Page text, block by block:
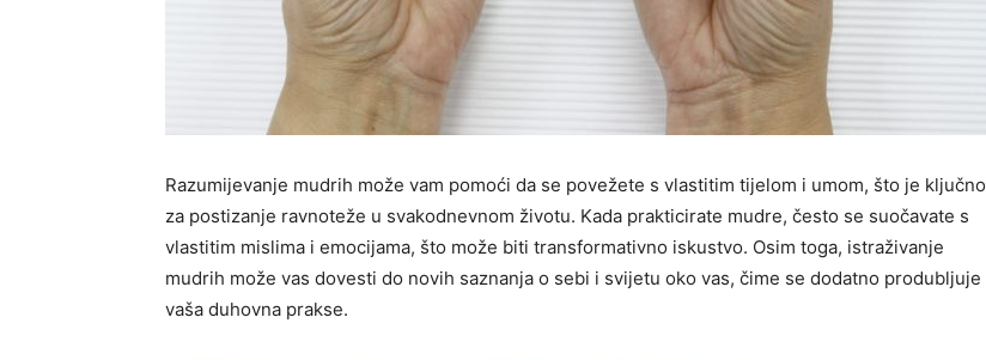
Razumijevanje mudrih može vam pomoći da se povežete s vlastitim tijelom i umom, što je ključno
za postizanje ravnoteže u svakodnevnom životu. Kada prakticirate mudre, često se suočavate s
vlastitim mislima i emocijama, što može biti transformativno iskustvo. Osim toga, istraživanje
mudrih može vas dovesti do novih saznanja o sebi i svijetu oko vas, čime se dodatno produbljuje
vaša duhovna prakse.